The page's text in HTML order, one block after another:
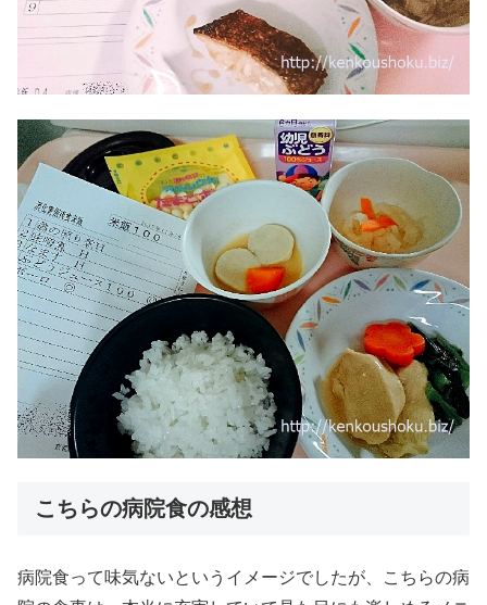
こちらの病院食の感想
病院食って味気ないというイメージでしたが、こちらの病